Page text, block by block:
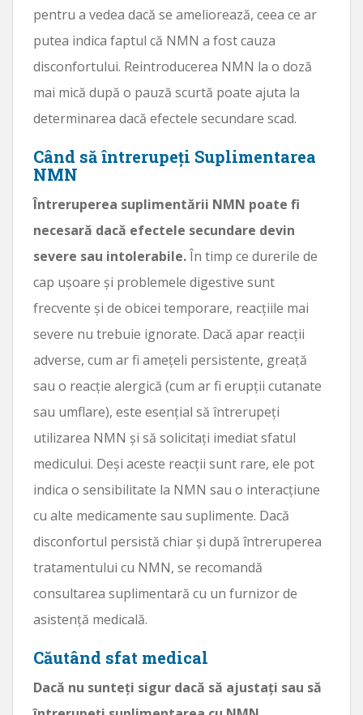
pentru a vedea dacă se ameliorează, ceea ce ar
putea indica faptul că NMN a fost cauza
disconfortului. Reintroducerea NMN la o doză
mai mică după o pauză scurtă poate ajuta la
determinarea dacă efectele secundare scad.
Când să întrerupeți Suplimentarea
NMN
Întreruperea suplimentării NMN poate fi
necesară dacă efectele secundare devin
severe sau intolerabile.În timp ce durerile de
cap ușoare și problemele digestive sunt
frecvente și de obicei temporare, reacțiile mai
severe nu trebuie ignorate. Dacă apar reacții
adverse, cum ar fi amețeli persistente, greață
sau o reacție alergică (cum ar fi erupții cutanate
sau umflare), este esențial să întrerupeți
utilizarea NMN și să solicitați imediat sfatul
medicului. Deși aceste reacții sunt rare, ele pot
indica o sensibilitate la NMN sau o interacțiune
cu alte medicamente sau suplimente. Dacă
disconfortul persistă chiar și după întreruperea
tratamentului cu NMN, se recomandă
consultarea suplimentară cu un furnizor de
asistență medicală.
Căutând sfat medical
Dacă nu sunteți sigur dacă să ajustați sau să